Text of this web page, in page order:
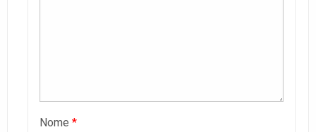
Nome *